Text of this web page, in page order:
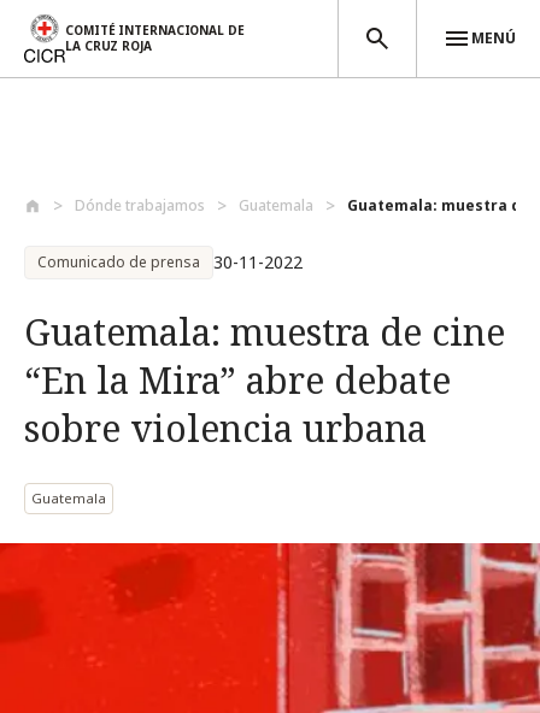
COMITÉ INTERNACIONAL DE
LA CRUZ ROJA
MENÚ
Dónde trabajamos Guatemala Guatemala: muestra de
Comunicado de prensa 30-11-2022
Guatemala: muestra de cine
“En la Mira” abre debate
sobre violencia urbana
Guatemala